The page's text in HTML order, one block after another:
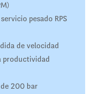
pesado RPS
de velocidad
productividad
200 bar